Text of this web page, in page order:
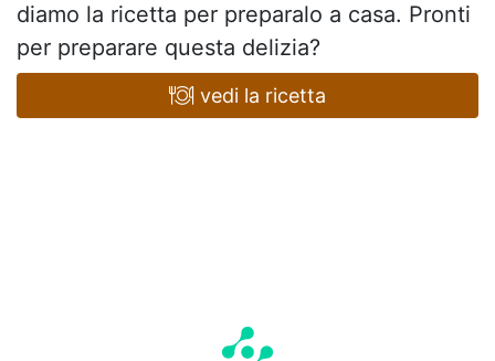
diamo la ricetta per preparalo a casa. Pronti
per preparare questa delizia?
vedi la ricetta